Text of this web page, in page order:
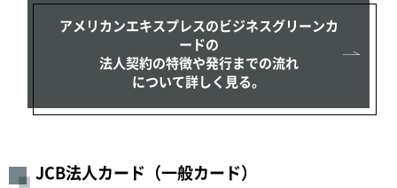
アメリカンエキスプレスのビジネスグリーンカ
ードの
法人契約の特徴や発行までの流れ
について詳しく見る。
JCB法人カード（一般カード）